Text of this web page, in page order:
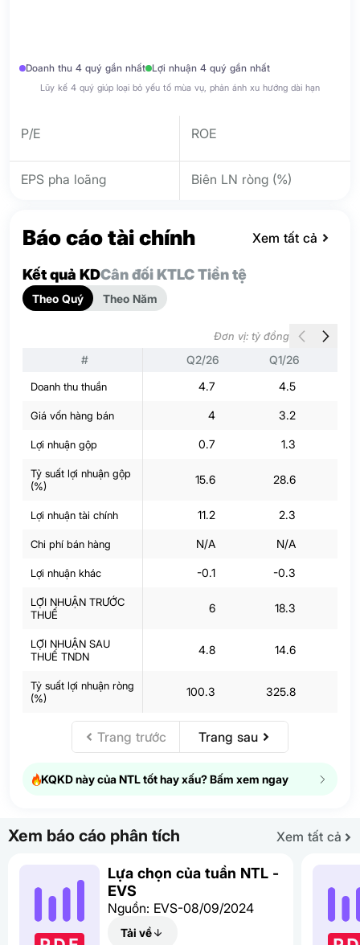
Doanh thu 4 quý gần nhất Lợi nhuận 4 quý gần nhất
Lũy kế 4 quý giúp loại bỏ yếu tố mùa vụ, phản ánh xu hướng dài hạn
P/E ROE
EPS pha loãng Biên LN ròng (%)
Báo cáo tài chính Xem tất cả
Kết quả KDCân đối KTLC Tiền tệ
Theo Quý Theo Năm
Đơn vị: tỷ đồng
# Q2/26 Q1/26
Doanh thu thuần 4.7 4.5
Giá vốn hàng bán 4 3.2
Lợi nhuận gộp 0.7 1.3
Tỷ suất lợi nhuận gộp
(%)
15.6 28.6
Lợi nhuận tài chính 11.2 2.3
Chi phí bán hàng N/A N/A
Lợi nhuận khác -0.1 -0.3
LỢI NHUẬN TRƯỚC
THUẾ
6 18.3
LỢI NHUẬN SAU
THUẾ TNDN
4.8 14.6
Tỷ suất lợi nhuận ròng
(%)
100.3 325.8
Trang trước Trang sau
KQKD này của NTL tốt hay xấu? Bấm xem ngay
Xem báo cáo phân tích Xem tất cả
Lựa chọn của tuần NTL -
EVS
Nguồn: EVS-08/09/2024
Tải về